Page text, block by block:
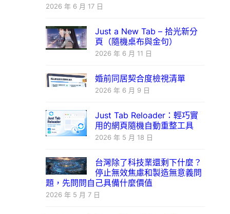
2026 年 6 月 17 日
Just a New Tab – 拾光新分
頁（隨機桌布與金句）
2026 年 6 月 11 日
婚前同居契合度檢視清單
2026 年 6 月 9 日
Just Tab Reloader：輕巧實
用的網頁隨機自動重整工具
2026 年 5 月 18 日
台灣除了科技業還剩下什麼？
停止無效焦慮和製造無意義問
題，先問問自己具備什麼價值
2026 年 5 月 7 日